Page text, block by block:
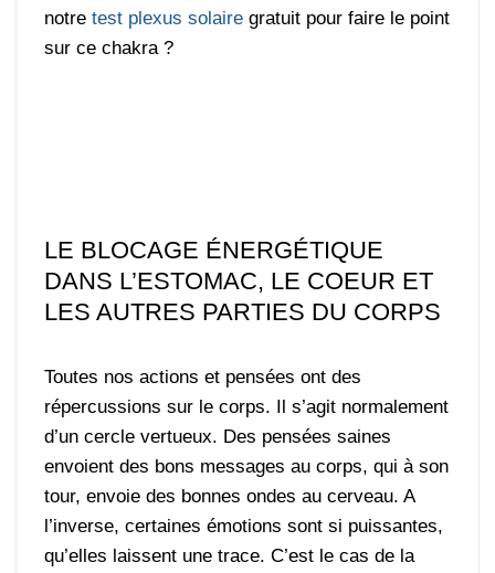
notretest plexus solaire gratuit pour faire le point
sur ce chakra ?
LE BLOCAGE ÉNERGÉTIQUE
DANS L’ESTOMAC, LE COEUR ET
LES AUTRES PARTIES DU CORPS
Toutes nos actions et pensées ont des
répercussions sur le corps. Il s’agit normalement
d’un cercle vertueux. Des pensées saines
envoient des bons messages au corps, qui à son
tour, envoie des bonnes ondes au cerveau. A
l’inverse, certaines émotions sont si puissantes,
qu’elles laissent une trace. C’est le cas de la